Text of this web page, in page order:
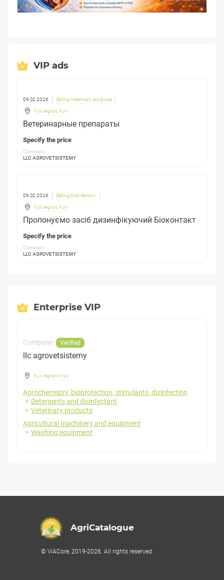
VIP ads
09.02.2026 Selling Veterinary products
Kyiv region Kyiv
Ветеринарные препараты
Specify the price
Company:
LLC AGROVETSISTEMY
09.02.2026 Selling Disinfection
Kyiv region Kyiv
Пропонуємо засіб дизинфікуючий Біоконтакт
Specify the price
Company:
LLC AGROVETSISTEMY
Enterprise VIP
Company: Verified
llc agrovetsistemy
Kyiv region- Kyiv
Agrochemistry, bioprotection, stimulants, disinfection
Detergents and disinfectant
Veterinary products
Agricultural machinery and equipment
Washing equipment
AgriCatalogue
© ViACore, 2019-2026. All rights reserved